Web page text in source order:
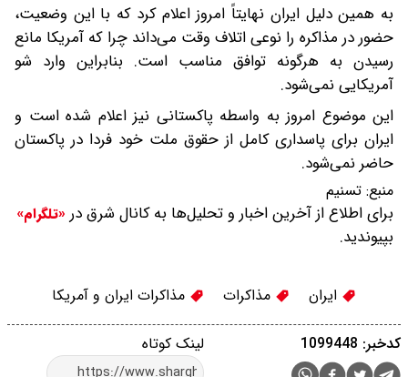
به همین دلیل ایران نهایتاً امروز اعلام کرد که با این وضعیت،
حضور در مذاکره را نوعی اتلاف وقت می‌داند چرا که آمریکا مانع
رسیدن به هرگونه توافق مناسب است. بنابراین وارد شو
آمریکایی نمی‌شود.
این موضوع امروز به واسطه پاکستانی نیز اعلام شده است و
ایران برای پاسداری کامل از حقوق ملت خود فردا در پاکستان
حاضر نمی‌شود.
منبع: تسنیم
برای اطلاع از آخرین اخبار و تحلیل‌ها به کانال شرق در «تلگرام»
بپیوندید.
ایران مذاکرات مذاکرات ایران و آمریکا
لینک کوتاه کدخبر: 1099448